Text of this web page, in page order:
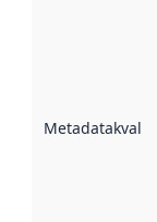
Metadatakvalitet